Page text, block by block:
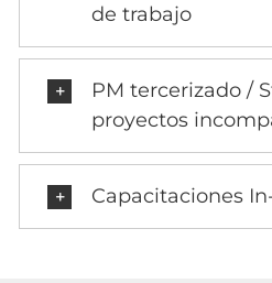
de trabajo
PM tercerizado /
proyectos
Capacitaciones